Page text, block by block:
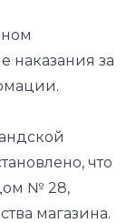
наказания за
что
№ 28,
магазина.